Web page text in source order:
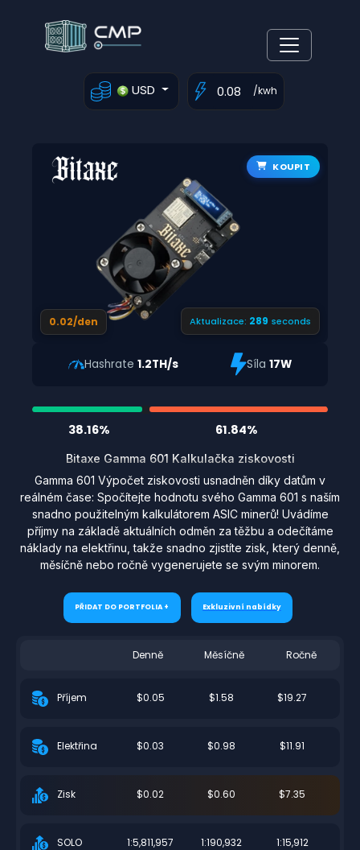
USD /kwh
KOUPIT
0.02/den Aktualizace: 288 seconds
Hashrate1.2TH/s Síla 17W
38.16% 61.84%
Bitaxe Gamma 601 Kalkulačka ziskovosti
Gamma 601 Výpočet ziskovosti usnadněn díky datům v
reálném čase: Spočítejte hodnotu svého Gamma 601 s naším
snadno použitelným kalkulátorem ASIC minerů! Uvádíme
příjmy na základě aktuálních odměn za těžbu a odečítáme
náklady na elektřinu, takže snadno zjistíte zisk, který denně,
měsíčně nebo ročně vygenerujete se svým minorem.
PŘIDAT DO PORTFOLIA + Exkluzivní nabídky
Denně Měsíčně Ročně
Příjem $0.05 $1.58 $19.27
Elektřina $0.03 $0.98 $11.91
Zisk $0.02 $0.60 $7.35
SOLO 1:5,811,957 1:190,932 1:15,912